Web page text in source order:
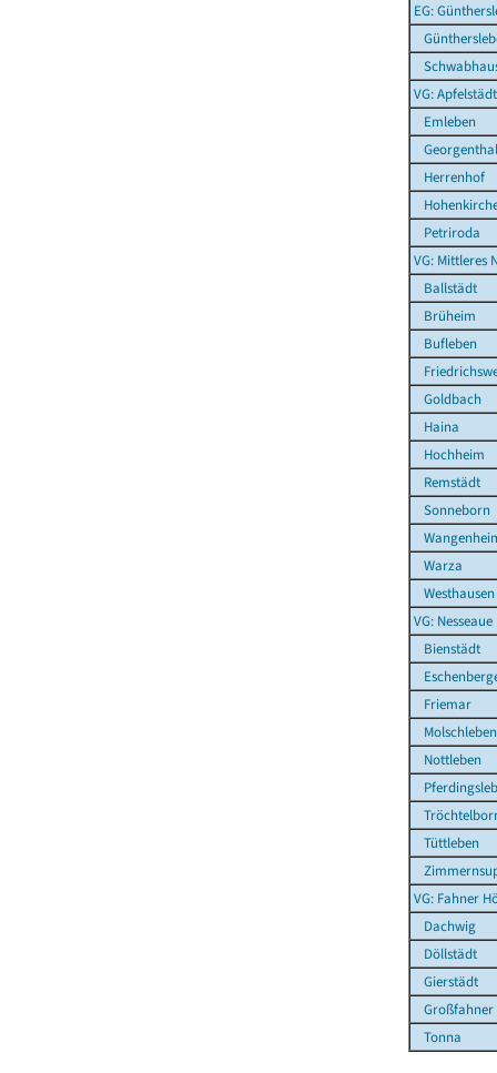
EG:
VG:
Emleben
Herrenhof
Petriroda
VG: Mittleres
Ballstädt
Brüheim
Bufleben
Goldbach
Haina
Hochheim
Remstädt
Sonneborn
Warza
Westhausen
VG: Nesseaue
Bienstädt
Friemar
Molschleben
Nottleben
Tüttleben
VG: Fahner
Dachwig
Döllstädt
Gierstädt
Großfahner
Tonna